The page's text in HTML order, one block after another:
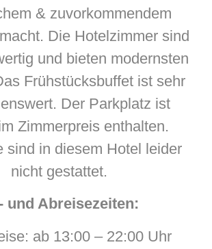
& zuvorkommendem
Die Hotelzimmer sind
und bieten modernsten
Frühstücksbuffet ist sehr
Der Parkplatz ist
Zimmerpreis enthalten.
sind in diesem Hotel leider
nicht gestattet.
und Abreisezeiten:
ab 13:00 – 22:00 Uhr